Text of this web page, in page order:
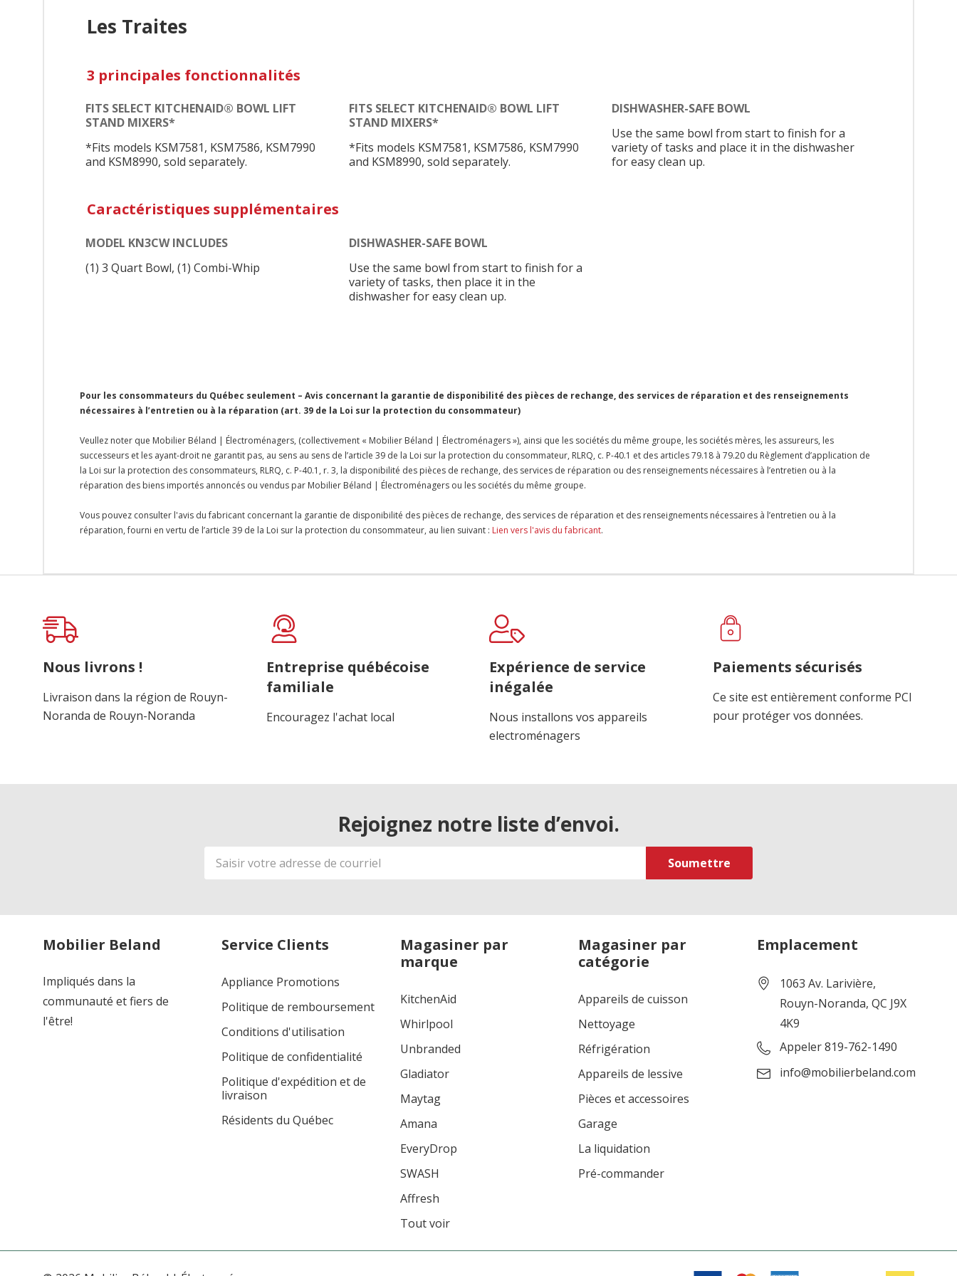
Les Traites
3 principales fonctionnalités
FITS SELECT KITCHENAID® BOWL LIFT
STAND MIXERS*
*Fits models KSM7581, KSM7586, KSM7990
and KSM8990, sold separately.
FITS SELECT KITCHENAID® BOWL LIFT
STAND MIXERS*
*Fits models KSM7581, KSM7586, KSM7990
and KSM8990, sold separately.
DISHWASHER-SAFE BOWL
Use the same bowl from start to finish for a
variety of tasks and place it in the dishwasher
for easy clean up.
Caractéristiques supplémentaires
MODEL KN3CW INCLUDES
(1) 3 Quart Bowl, (1) Combi-Whip
DISHWASHER-SAFE BOWL
Use the same bowl from start to finish for a
variety of tasks, then place it in the
dishwasher for easy clean up.
Pour les consommateurs du Québec seulement – Avis concernant la garantie de disponibilité des pièces de rechange, des services de réparation et des renseignements
nécessaires à l’entretien ou à la réparation (art. 39 de la Loi sur la protection du consommateur)
Veullez noter que Mobilier Béland | Électroménagers, (collectivement « Mobilier Béland | Électroménagers »), ainsi que les sociétés du même groupe, les sociétés mères, les assureurs, les
successeurs et les ayant-droit ne garantit pas, au sens au sens de l’article 39 de la Loi sur la protection du consommateur, RLRQ, c. P-40.1 et des articles 79.18 à 79.20 du Règlement d’application de
la Loi sur la protection des consommateurs, RLRQ, c. P-40.1, r. 3, la disponibilité des pièces de rechange, des services de réparation ou des renseignements nécessaires à l’entretien ou à la
réparation des biens importés annoncés ou vendus par Mobilier Béland | Électroménagers ou les sociétés du même groupe.
Vous pouvez consulter l'avis du fabricant concernant la garantie de disponibilité des pièces de rechange, des services de réparation et des renseignements nécessaires à l’entretien ou à la
réparation, fourni en vertu de l’article 39 de la Loi sur la protection du consommateur, au lien suivant : Lien vers l'avis du fabricant.
personnalisé
Nous livrons !
Livraison dans la région de Rouyn-
Noranda de Rouyn-Noranda
Entreprise québécoise
familiale
Encouragez l'achat local
Expérience de service
inégalée
Nous installons vos appareils
electroménagers
Paiements sécurisés
Ce site est entièrement conforme PCI
pour protéger vos données.
Rejoignez notre liste d’envoi.
Adresse
de
Mobilier Beland
Impliqués dans la
communauté et fiers de
l'être!
Service Clients
Appliance Promotions
Politique de remboursement
Conditions d'utilisation
Politique de confidentialité
Politique d'expédition et de
livraison
Résidents du Québec
Magasiner par
marque
KitchenAid
Whirlpool
Unbranded
Gladiator
Maytag
Amana
EveryDrop
SWASH
Affresh
Tout voir
Magasiner par
catégorie
Appareils de cuisson
Nettoyage
Réfrigération
Appareils de lessive
Pièces et accessoires
Garage
La liquidation
Pré-commander
Emplacement
1063 Av. Larivière,
Rouyn-Noranda, QC J9X
4K9
Appeler 819-762-1490
info@mobilierbeland.com